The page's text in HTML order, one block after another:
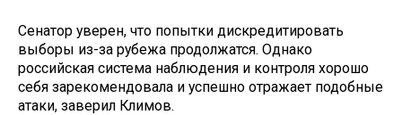
Сенатор уверен, что попытки дискредитировать
выборы из-за рубежа продолжатся. Однако
российская система наблюдения и контроля хорошо
себя зарекомендовала и успешно отражает подобные
атаки, заверил Климов.